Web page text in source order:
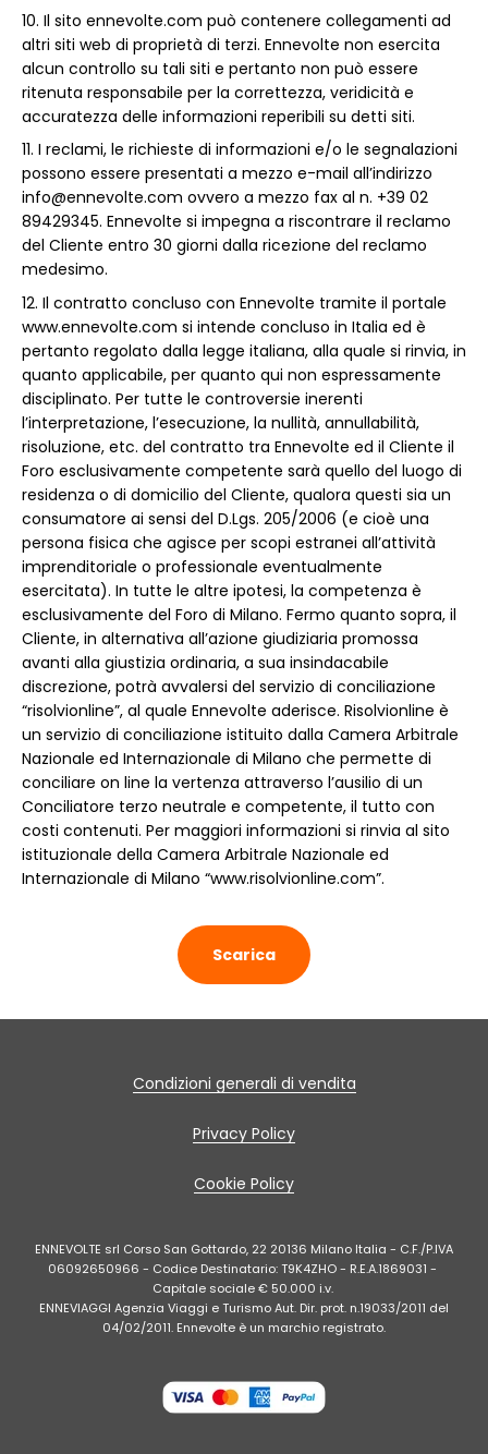
Il sito ennevolte.com può contenere collegamenti ad
altri siti web di proprietà di terzi. Ennevolte non esercita
alcun controllo su tali siti e pertanto non può essere
ritenuta responsabile per la correttezza, veridicità e
accuratezza delle informazioni reperibili su detti siti.
I reclami, le richieste di informazioni e/o le segnalazioni
possono essere presentati a mezzo e-mail all’indirizzo
info@ennevolte.com ovvero a mezzo fax al n. +39 02
89429345. Ennevolte si impegna a riscontrare il reclamo
del Cliente entro 30 giorni dalla ricezione del reclamo
medesimo.
Il contratto concluso con Ennevolte tramite il portale
www.ennevolte.com si intende concluso in Italia ed è
pertanto regolato dalla legge italiana, alla quale si rinvia, in
quanto applicabile, per quanto qui non espressamente
disciplinato. Per tutte le controversie inerenti
l’interpretazione, l’esecuzione, la nullità, annullabilità,
risoluzione, etc. del contratto tra Ennevolte ed il Cliente il
Foro esclusivamente competente sarà quello del luogo di
residenza o di domicilio del Cliente, qualora questi sia un
consumatore ai sensi del D.Lgs. 205/2006 (e cioè una
persona fisica che agisce per scopi estranei all’attività
imprenditoriale o professionale eventualmente
esercitata). In tutte le altre ipotesi, la competenza è
esclusivamente del Foro di Milano. Fermo quanto sopra, il
Cliente, in alternativa all’azione giudiziaria promossa
avanti alla giustizia ordinaria, a sua insindacabile
discrezione, potrà avvalersi del servizio di conciliazione
“risolvionline”, al quale Ennevolte aderisce. Risolvionline è
un servizio di conciliazione istituito dalla Camera Arbitrale
Nazionale ed Internazionale di Milano che permette di
conciliare on line la vertenza attraverso l’ausilio di un
Conciliatore terzo neutrale e competente, il tutto con
costi contenuti. Per maggiori informazioni si rinvia al sito
istituzionale della Camera Arbitrale Nazionale ed
Internazionale di Milano “www.risolvionline.com”.
Scarica
Condizioni generali di vendita
Privacy Policy
Cookie Policy
ENNEVOLTE srl Corso San Gottardo, 22 20136 Milano Italia - C.F./P.IVA
06092650966 - Codice Destinatario: T9K4ZHO - R.E.A.1869031 -
Capitale sociale € 50.000 i.v.
ENNEVIAGGI Agenzia Viaggi e Turismo Aut. Dir. prot. n.19033/2011 del
04/02/2011. Ennevolte è un marchio registrato.